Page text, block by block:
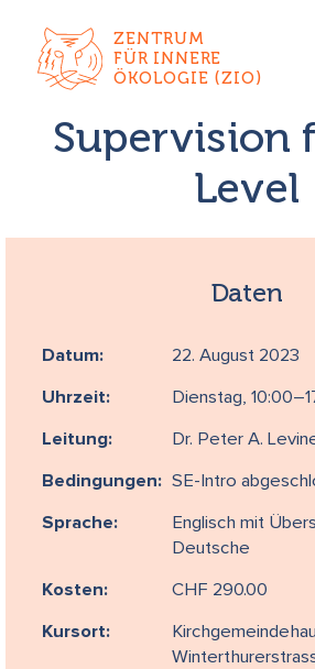
ZENTRUM
FÜR INNERE
ÖKOLOGIE (ZIO)
Supervision
Level
Daten
Datum: 22. August 2023
Uhrzeit: Dienstag,
Leitung: Dr. Peter A.
Bedingungen: SE-Intro
Sprache:
Englisch mit
Deutsche
Kosten: CHF 290.00
Kursort: